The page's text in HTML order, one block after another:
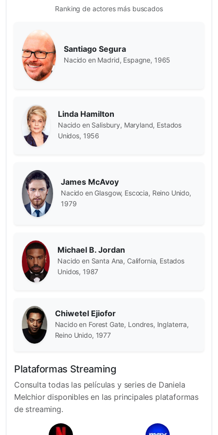
Ranking de actores más buscados
Santiago Segura
Nacido en Madrid, Espagne, 1965
Linda Hamilton
Nacido en Salisbury, Maryland, Estados
Unidos, 1956
James McAvoy
Nacido en Glasgow, Escocia, Reino Unido,
1979
Michael B. Jordan
Nacido en Santa Ana, California, Estados
Unidos, 1987
Chiwetel Ejiofor
Nacido en Forest Gate, Londres, Inglaterra,
Reino Unido, 1977
Plataformas Streaming
Consulta todas las películas y series de Daniela
Melchior disponibles en las principales plataformas
de streaming.